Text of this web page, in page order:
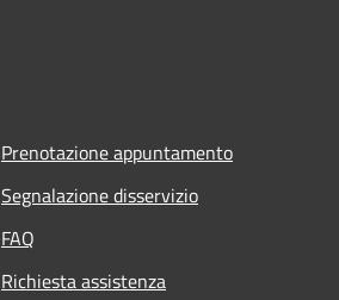
Prenotazione appuntamento
Segnalazione disservizio
FAQ
Richiesta assistenza